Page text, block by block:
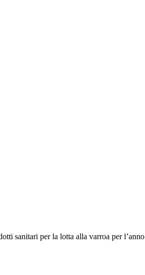
sanitari per la lotta alla varroa per l’anno